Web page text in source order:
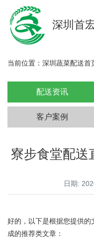
深圳首
当前位置： 深圳蔬菜配送首
配送资讯
客户案例
寮步食堂配送
日期:
好的，以下是根据您提供的
成的推荐类文章：